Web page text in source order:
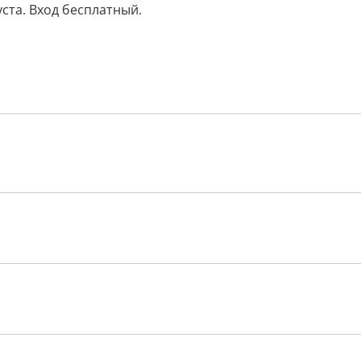
Вход бесплатный.